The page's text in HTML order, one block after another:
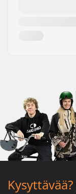
Kysyttävää?